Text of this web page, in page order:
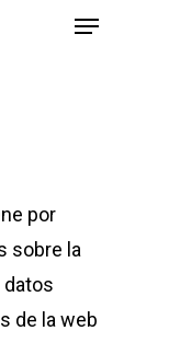
Menu
por
sobre la
datos
de la web